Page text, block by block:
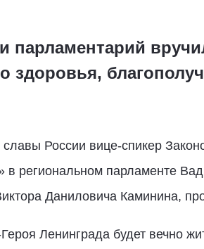
парламентарий
здоровья,
России вице-спикер
в региональном парламенте
Даниловича Каминина,
Ленинграда будет вечно